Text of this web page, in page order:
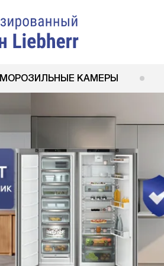
МОРОЗИЛЬНЫЕ КАМЕРЫ